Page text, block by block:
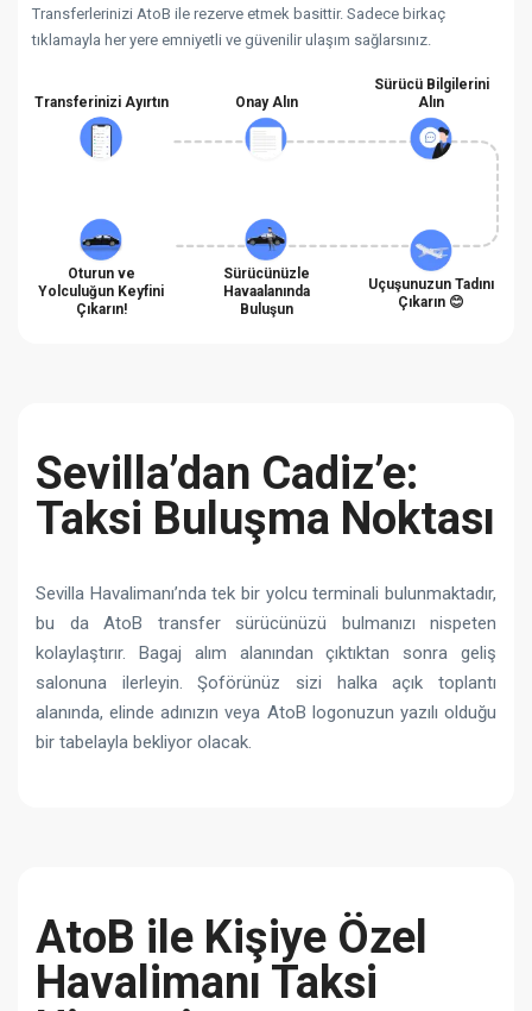
Transferlerinizi AtoB ile rezerve etmek basittir. Sadece birkaç
tıklamayla her yere emniyetli ve güvenilir ulaşım sağlarsınız.
Transferinizi Ayırtın Onay Alın
Sürücü Bilgilerini
Alın
Oturun ve
Yolculuğun Keyfini
Çıkarın!
Sürücünüzle
Havaalanında
Buluşun
Uçuşunuzun Tadını
Çıkarın 😊
Sevilla’dan Cadiz’e:
Taksi Buluşma Noktası
Sevilla Havalimanı’nda tek bir yolcu terminali bulunmaktadır,
bu da AtoB transfer sürücünüzü bulmanızı nispeten
kolaylaştırır. Bagaj alım alanından çıktıktan sonra geliş
salonuna ilerleyin. Şoförünüz sizi halka açık toplantı
alanında, elinde adınızın veya AtoB logonuzun yazılı olduğu
bir tabelayla bekliyor olacak.
AtoB ile Kişiye Özel
Havalimanı Taksi